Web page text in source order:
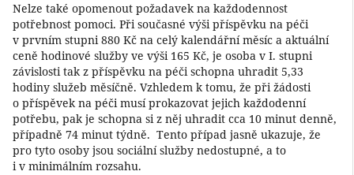
Nelze také opomenout požadavek na každodennost
potřebnost pomoci. Při současné výši příspěvku na péči
v prvním stupni 880 Kč na celý kalendářní měsíc a aktuální
ceně hodinové služby ve výši 165 Kč, je osoba v I. stupni
závislosti tak z příspěvku na péči schopna uhradit 5,33
hodiny služeb měsíčně. Vzhledem k tomu, že při žádosti
o příspěvek na péči musí prokazovat jejich každodenní
potřebu, pak je schopna si z něj uhradit cca 10 minut denně,
případně 74 minut týdně. Tento případ jasně ukazuje, že
pro tyto osoby jsou sociální služby nedostupné, a to
i v minimálním rozsahu.